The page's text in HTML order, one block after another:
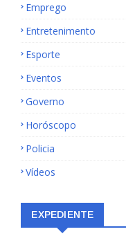
Emprego
Entretenimento
Esporte
Eventos
Governo
Horóscopo
Policia
Vídeos
EXPEDIENTE